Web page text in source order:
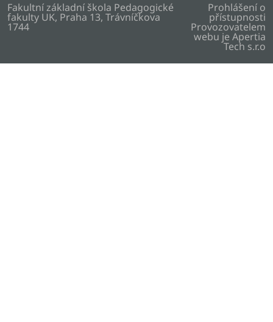
Fakultní základní škola Pedagogické
fakulty UK, Praha 13, Trávníčkova
1744
Prohlášení o
přístupnosti
Provozovatelem
webu je Apertia
Tech s.r.o